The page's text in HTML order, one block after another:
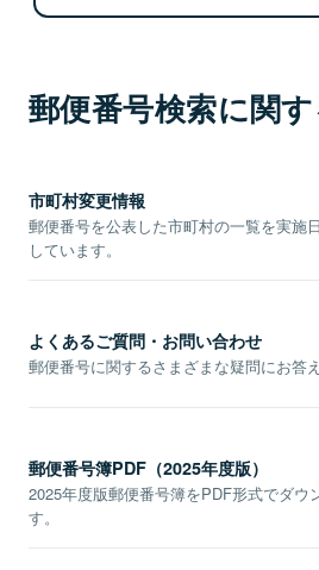
郵便番号検索に関
市町村変更情報
郵便番号を公表した市町村の一覧を実施
しています。
よくあるご質問・お問い合わせ
郵便番号に関するさまざまな疑問にお答え
郵便番号簿PDF（2025年度版）
2025年度版郵便番号簿をPDF形式でダウ
す。